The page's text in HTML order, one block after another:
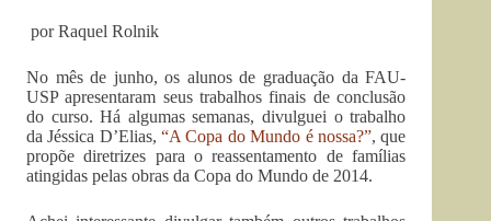
por Raquel Rolnik
No mês de junho, os alunos de graduação da FAU-
USP apresentaram seus trabalhos finais de conclusão
do curso. Há algumas semanas, divulguei o trabalho
da Jéssica D’Elias,“A Copa do Mundo é nossa?”, que
propõe diretrizes para o reassentamento de famílias
atingidas pelas obras da Copa do Mundo de 2014.